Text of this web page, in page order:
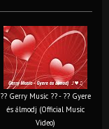
?? Gerry Music ?? - ?? Gyere
és álmodj (Official Music
Video)